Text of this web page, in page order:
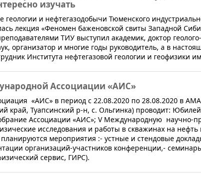
изучать
геологии и нефтегазодобычи Тюменского
лекция «Феномен баженовской свиты Западной
ТИУ выступил академик, доктор геолого-
организатор и многие годы руководитель, а в
Института нефтегазовой геологии и геофизики
Ассоциации «АИС»
«АИС» в период с 22.08.2020 по 28.08.2020 в
край, Туапсинский р-н, с. Ольгинка) проводит:
Ассоциации «АИС»; V Международную научно-
исследования и работы в скважинах на нефть
мероприятия :- устные и стендовые
организаций-участников конференции,-
сервис, ГИРС).